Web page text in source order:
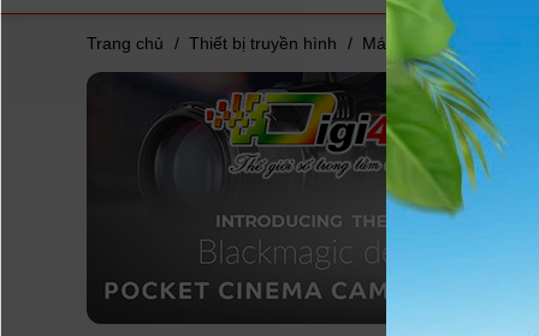
Trang chủ / Thiết bị truyền hình / Máy quay chuyên dụng